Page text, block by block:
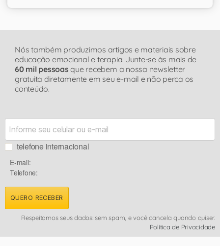
Nós também produzimos artigos e materiais sobre
educação emocional e terapia. Junte-se às mais de
60 mil pessoas que recebem a nossa newsletter
gratuita diretamente em seu e-mail e não perca os
conteúdo.
telefone internacional
E-mail:
Telefone:
QUERO RECEBER
Respeitamos seus dados: sem spam, e você cancela quando quiser.
Política de Privacidade